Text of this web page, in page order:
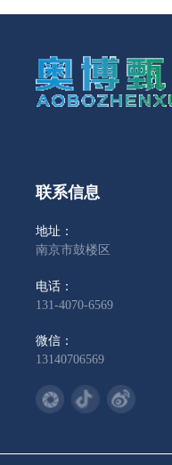
联系信息
地址：
南京市鼓楼区
电话：
131-4070-6569
微信：
13140706569